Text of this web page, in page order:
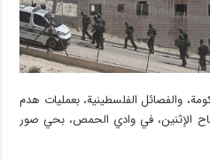
والفصائل الفلسطينية، بعمليات هدم
الإثنين، في وادي الحمص، بحي صور